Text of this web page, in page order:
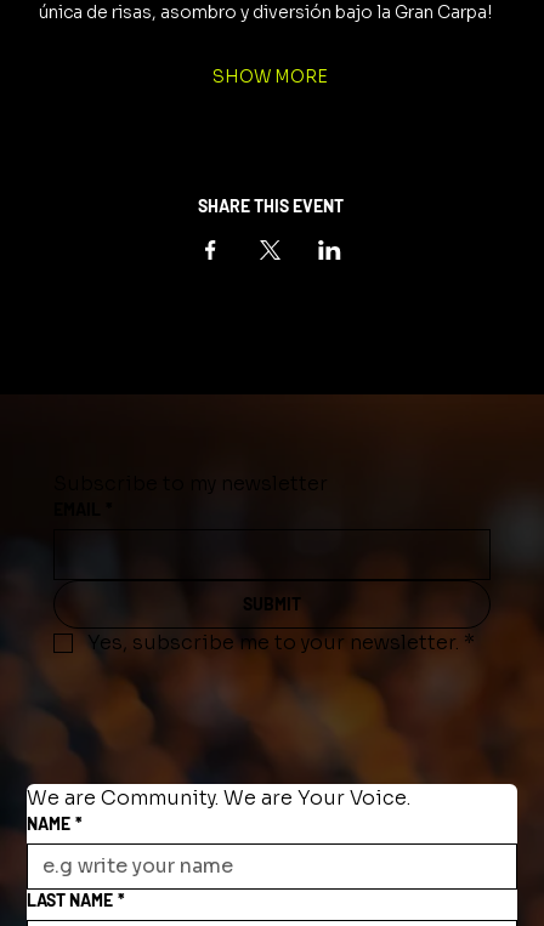
única de risas, asombro y diversión bajo la Gran Carpa!
SHOW MORE
SHARE THIS EVENT
Subscribe to my newsletter
SUBMIT
Yes, subscribe me to your newsletter. *
We are Community. We are Your Voice.
NAME *
LAST NAME *